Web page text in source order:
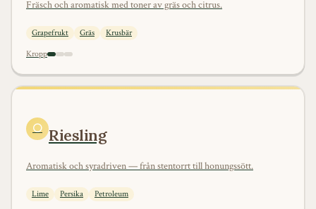
Fräsch och aromatisk med toner av gräs och citrus.
Grapefrukt Gräs
Krusbär
Kropp
⚪ Riesling
Aromatisk och syradriven — från stentorrt till honungssött.
Lime Persika
Petroleum